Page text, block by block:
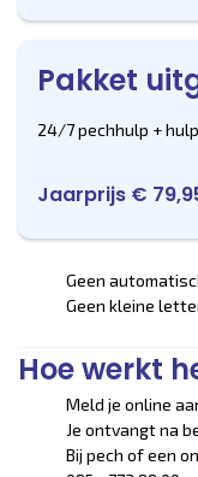
Pakket
24/7 pechhulp +
Jaarprijs €
Geen
Geen kleine
Hoe werkt
Meld je online
Je ontvangt na
Bij pech of een